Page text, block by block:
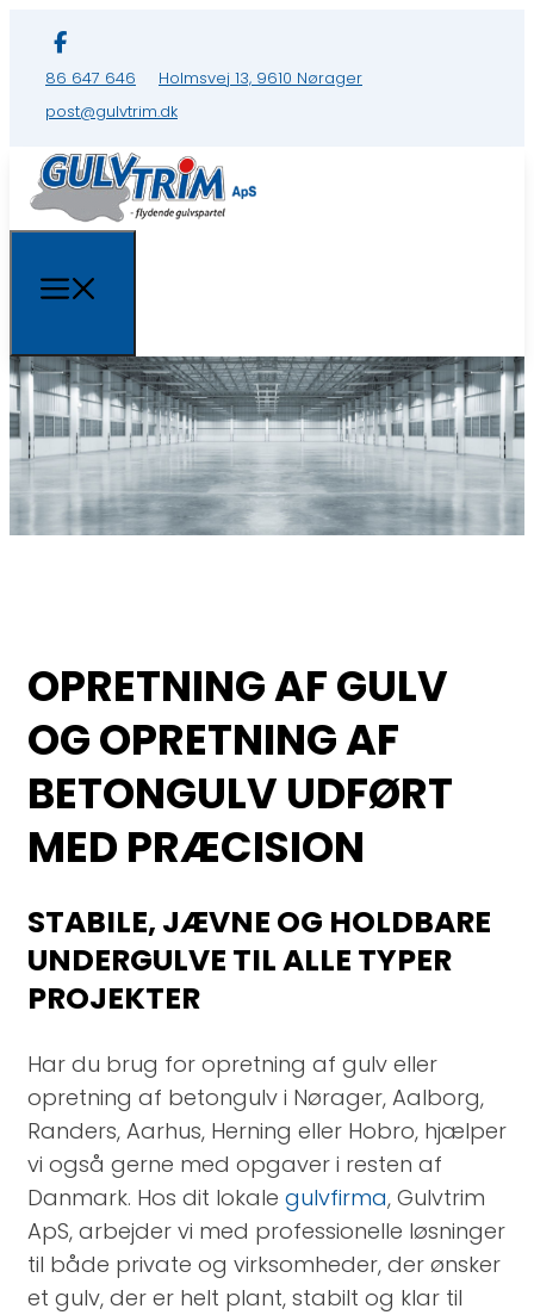
86 647 646
Holmsvej 13, 9610 Nørager
post@gulvtrim.dk
OPRETNING AF GULV
OG OPRETNING AF
BETONGULV UDFØRT
MED PRÆCISION
STABILE, JÆVNE OG HOLDBARE
UNDERGULVE TIL ALLE TYPER
PROJEKTER
Har du brug for opretning af gulv eller
opretning af betongulv i Nørager, Aalborg,
Randers, Aarhus, Herning eller Hobro, hjælper
vi også gerne med opgaver i resten af
Danmark. Hos dit lokale gulvfirma, Gulvtrim
ApS, arbejder vi med professionelle løsninger
til både private og virksomheder, der ønsker
et gulv, der er helt plant, stabilt og klar til